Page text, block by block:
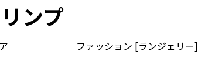
ンプ
ファッション [ランジェリー]